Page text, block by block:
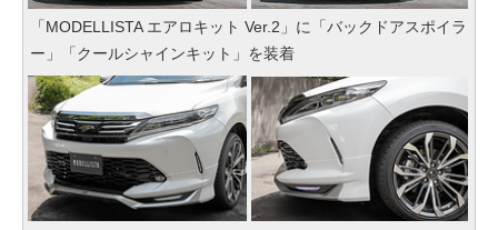
「MODELLISTA エアロキット Ver.2」に「バックドアスポイラ
ー」「クールシャインキット」を装着